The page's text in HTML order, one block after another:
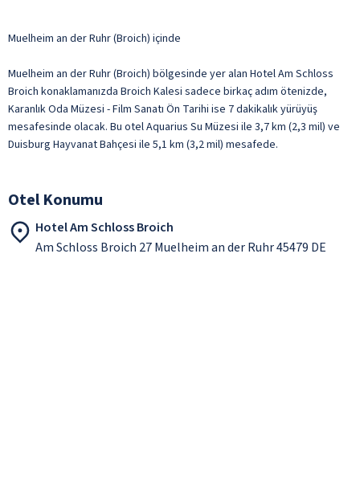
Muelheim an der Ruhr (Broich) içinde
Muelheim an der Ruhr (Broich) bölgesinde yer alan Hotel Am Schloss
Broich konaklamanızda Broich Kalesi sadece birkaç adım ötenizde,
Karanlık Oda Müzesi - Film Sanatı Ön Tarihi ise 7 dakikalık yürüyüş
mesafesinde olacak. Bu otel Aquarius Su Müzesi ile 3,7 km (2,3 mil) ve
Duisburg Hayvanat Bahçesi ile 5,1 km (3,2 mil) mesafede.
Otel Konumu
Hotel Am Schloss Broich
Am Schloss Broich 27 Muelheim an der Ruhr 45479 DE